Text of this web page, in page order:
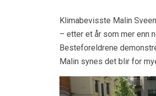
Klimabevisste Malin
– etter et år som mer enn
Besteforeldrene
Malin synes det blir for